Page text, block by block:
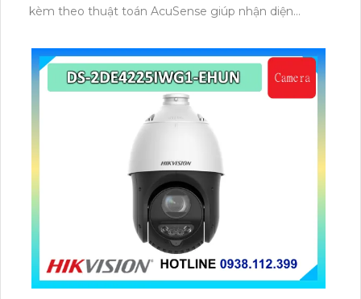
kèm theo thuật toán AcuSense giúp nhận diện
ngoại tầm xa lên đến 100m.